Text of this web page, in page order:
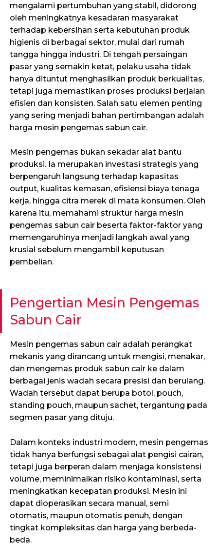
mengalami pertumbuhan yang stabil, didorong
oleh meningkatnya kesadaran masyarakat
terhadap kebersihan serta kebutuhan produk
higienis di berbagai sektor, mulai dari rumah
tangga hingga industri. Di tengah persaingan
pasar yang semakin ketat, pelaku usaha tidak
hanya dituntut menghasilkan produk berkualitas,
tetapi juga memastikan proses produksi berjalan
efisien dan konsisten. Salah satu elemen penting
yang sering menjadi bahan pertimbangan adalah
harga mesin pengemas sabun cair.
Mesin pengemas bukan sekadar alat bantu
produksi. Ia merupakan investasi strategis yang
berpengaruh langsung terhadap kapasitas
output, kualitas kemasan, efisiensi biaya tenaga
kerja, hingga citra merek di mata konsumen. Oleh
karena itu, memahami struktur harga mesin
pengemas sabun cair beserta faktor-faktor yang
memengaruhinya menjadi langkah awal yang
krusial sebelum mengambil keputusan
pembelian.
Pengertian Mesin Pengemas
Sabun Cair
Mesin pengemas sabun cair adalah perangkat
mekanis yang dirancang untuk mengisi, menakar,
dan mengemas produk sabun cair ke dalam
berbagai jenis wadah secara presisi dan berulang.
Wadah tersebut dapat berupa botol, pouch,
standing pouch, maupun sachet, tergantung pada
segmen pasar yang dituju.
Dalam konteks industri modern, mesin pengemas
tidak hanya berfungsi sebagai alat pengisi cairan,
tetapi juga berperan dalam menjaga konsistensi
volume, meminimalkan risiko kontaminasi, serta
meningkatkan kecepatan produksi. Mesin ini
dapat dioperasikan secara manual, semi
otomatis, maupun otomatis penuh, dengan
tingkat kompleksitas dan harga yang berbeda-
beda.